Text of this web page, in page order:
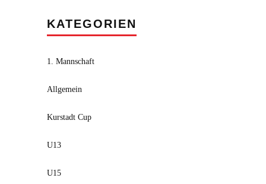
KATEGORIEN
1. Mannschaft
Allgemein
Kurstadt Cup
U13
U15